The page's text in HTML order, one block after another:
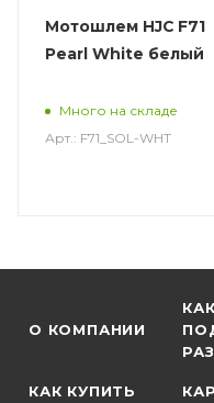
Мотошлем HJC F71
Pearl White белый
Много на складе
Арт.: F71_SOL-WHT
О КОМПАНИИ
КАК
КАК КУПИТЬ